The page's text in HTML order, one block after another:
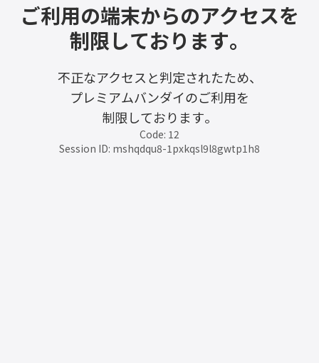
ご利用の端末からのアクセスを
制限しております。
不正なアクセスと判定されたため、
プレミアムバンダイのご利用を
制限しております。
Code: 12
Session ID: mshqdqu8-1pxkqsl9l8gwtp1h8